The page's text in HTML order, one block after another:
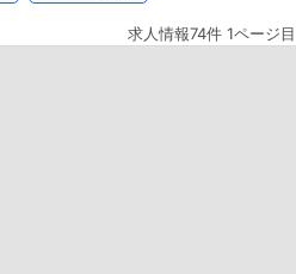
求人情報74件 1ページ目